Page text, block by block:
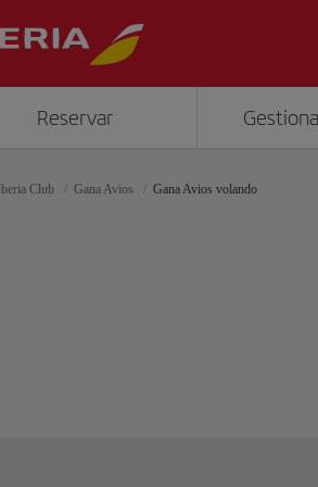
Reservar
Iberia Club Gana Avios Gana Avios volando